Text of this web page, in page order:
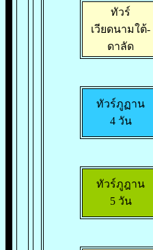
ทัวร์
เวียดนามใต้-
ดาลัด
ทัวร์ภูฏาน
4 วัน
ทัวร์ภูฎาน
5 วัน